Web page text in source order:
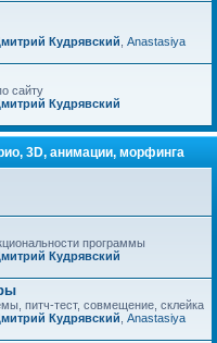
Кудрявский Anastasiya
сайту
Кудрявский
3D, анимации, морфинга
программы
Кудрявский
питч-тест, совмещение, склейка
Кудрявский Anastasiya